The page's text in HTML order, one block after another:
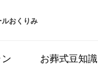
おくりみ
お葬式豆知識